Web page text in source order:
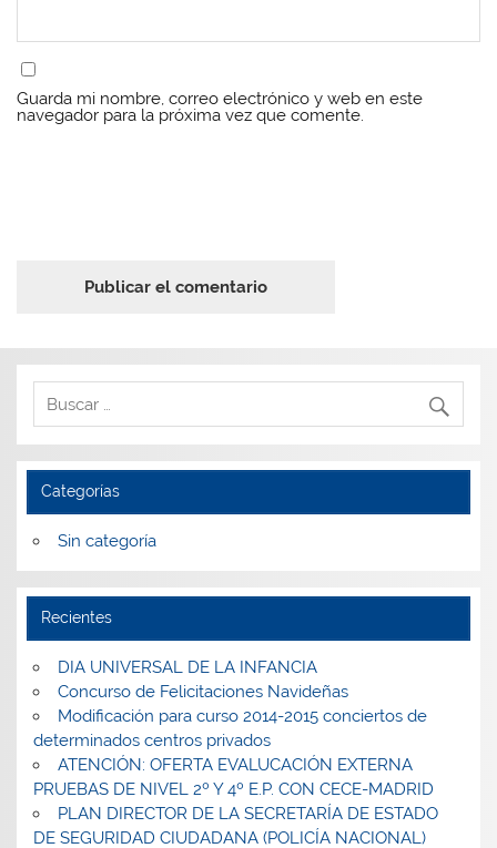
Guarda mi nombre, correo electrónico y web en este
navegador para la próxima vez que comente.
Categorías
Sin categoría
Recientes
DIA UNIVERSAL DE LA INFANCIA
Concurso de Felicitaciones Navideñas
Modificación para curso 2014-2015 conciertos de
determinados centros privados
ATENCIÓN: OFERTA EVALUCACIÓN EXTERNA
PRUEBAS DE NIVEL 2º Y 4º E.P. CON CECE-MADRID
PLAN DIRECTOR DE LA SECRETARÍA DE ESTADO
DE SEGURIDAD CIUDADANA (POLICÍA NACIONAL)